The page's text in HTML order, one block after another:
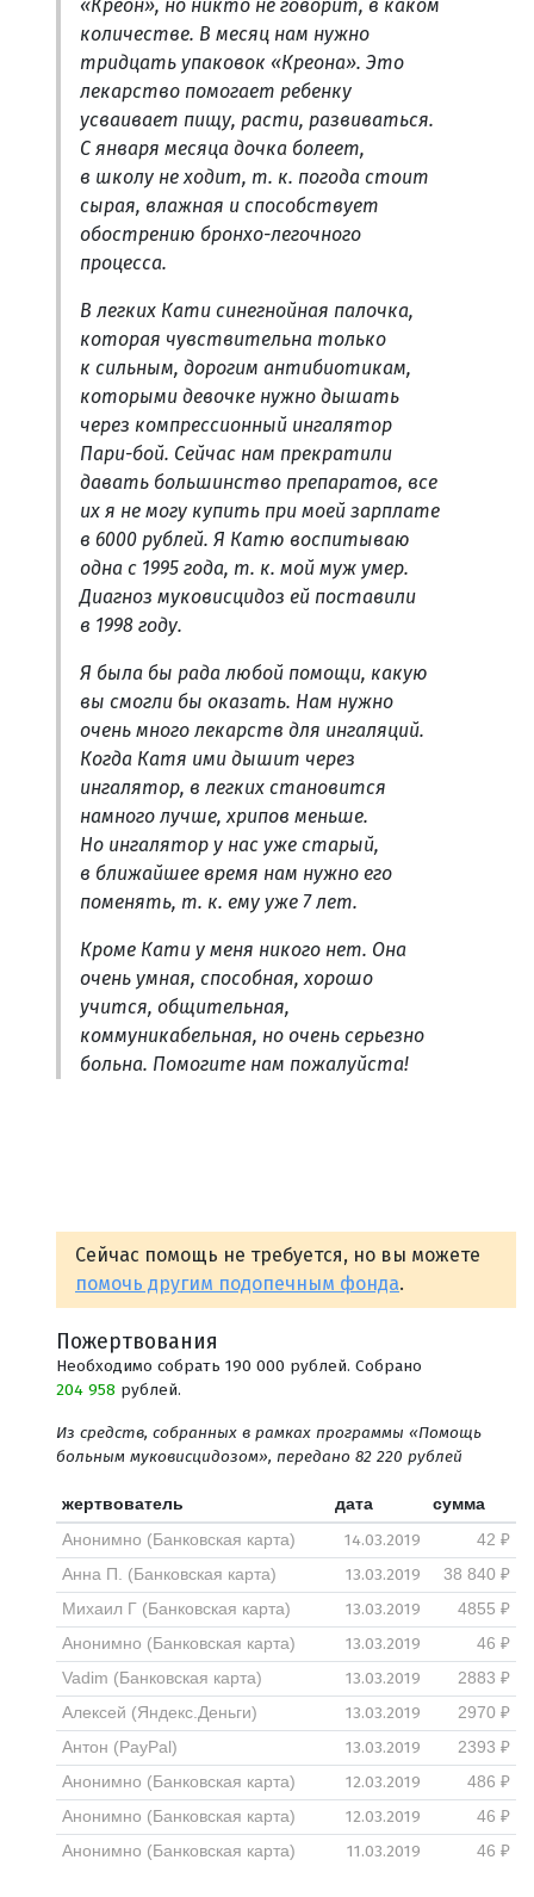
«Креон», но никто не говорит, в каком
количестве. В месяц нам нужно
тридцать упаковок «Креона». Это
лекарство помогает ребенку
усваивает пищу, расти, развиваться.
С января месяца дочка болеет,
в школу не ходит, т. к. погода стоит
сырая, влажная и способствует
обострению бронхо-легочного
процесса.
В легких Кати синегнойная палочка,
которая чувствительна только
к сильным, дорогим антибиотикам,
которыми девочке нужно дышать
через компрессионный ингалятор
Пари-бой. Сейчас нам прекратили
давать большинство препаратов, все
их я не могу купить при моей зарплате
в 6000 рублей. Я Катю воспитываю
одна с 1995 года, т. к. мой муж умер.
Диагноз муковисцидоз ей поставили
в 1998 году.
Я была бы рада любой помощи, какую
вы смогли бы оказать. Нам нужно
очень много лекарств для ингаляций.
Когда Катя ими дышит через
ингалятор, в легких становится
намного лучше, хрипов меньше.
Но ингалятор у нас уже старый,
в ближайшее время нам нужно его
поменять, т. к. ему уже 7 лет.
Кроме Кати у меня никого нет. Она
очень умная, способная, хорошо
учится, общительная,
коммуникабельная, но очень серьезно
больна. Помогите нам пожалуйста!
Сейчас помощь не требуется, но вы можете
помочь другим подопечным фонда.
Пожертвования
Необходимо собрать 190 000 рублей. Собрано
204 958 рублей.
Из средств, собранных в рамках программы «Помощь
больным муковисцидозом», передано 82 220 рублей
жертвователь дата
сумма
Анонимно (Банковская карта)
14.03.2019
42 ₽
Анна П. (Банковская карта)
13.03.2019
38 840 ₽
Михаил Г (Банковская карта)
13.03.2019
4855 ₽
Анонимно (Банковская карта)
13.03.2019
46 ₽
Vadim (Банковская карта)
13.03.2019
2883 ₽
Алексей (Яндекс.Деньги)
13.03.2019
2970 ₽
Антон (PayPal)
13.03.2019
2393 ₽
Анонимно (Банковская карта)
12.03.2019
486 ₽
Анонимно (Банковская карта)
12.03.2019
46 ₽
Анонимно (Банковская карта)
11.03.2019 46 ₽